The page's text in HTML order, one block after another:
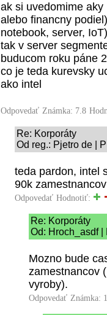
ak si uvedomime
alebo financny
notebook, server,
tak v server
buducom roku páne
co je teda kurevsky
ako intel
Odpovedať Známka: 7.8
Re: Korporáty
Od reg.: Pjetro de |
teda pardon, intel
90k zamestnancov
Odpovedať Hodnotiť:
Re: Korporáty
Od: Hroch_asdf |
Mozno bude
zamestnancov
vyroby).
Odpovedať Známka: